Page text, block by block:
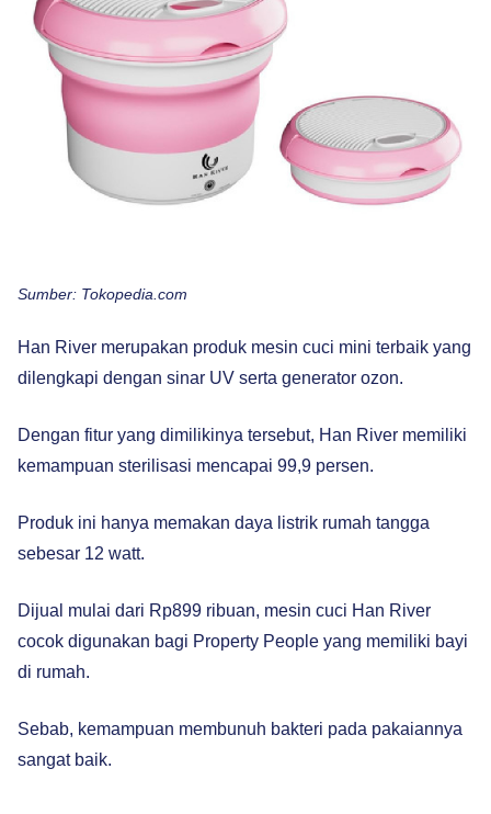
Sumber: Tokopedia.com
Han River merupakan produk mesin cuci mini terbaik yang
dilengkapi dengan sinar UV serta generator ozon.
Dengan fitur yang dimilikinya tersebut, Han River memiliki
kemampuan sterilisasi mencapai 99,9 persen.
Produk ini hanya memakan daya listrik rumah tangga
sebesar 12 watt.
Dijual mulai dari Rp899 ribuan, mesin cuci Han River
cocok digunakan bagi Property People yang memiliki bayi
di rumah.
Sebab, kemampuan membunuh bakteri pada pakaiannya
sangat baik.